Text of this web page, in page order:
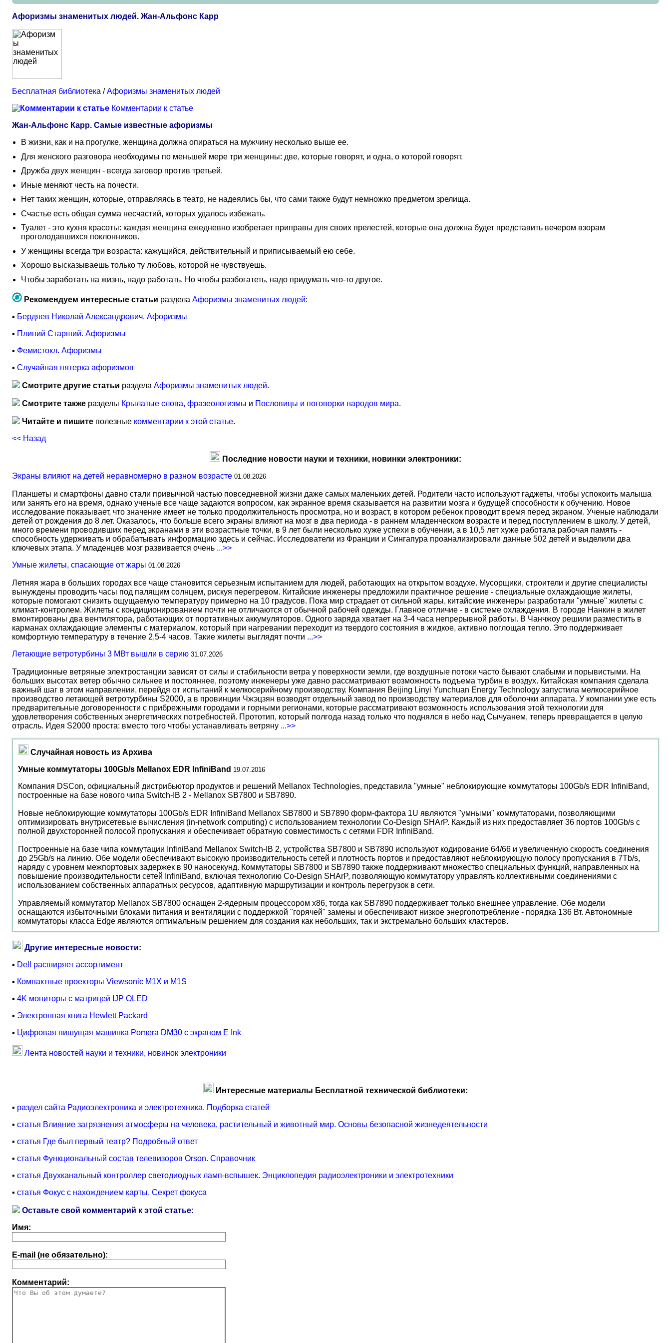
Афоризмы знаменитых людей. Жан-Альфонс Карр
Бесплатная библиотека /Афоризмы знаменитых людей
Комментарии к статье
Жан-Альфонс Карр. Самые известные афоризмы
В жизни, как и на прогулке, женщина должна опираться на мужчину несколько выше ее.
Для женского разговора необходимы по меньшей мере три женщины: две, которые говорят, и одна, о которой говорят.
Дружба двух женщин - всегда заговор против третьей.
Иные меняют честь на почести.
Нет таких женщин, которые, отправляясь в театр, не надеялись бы, что сами также будут немножко предметом зрелища.
Счастье есть общая сумма несчастий, которых удалось избежать.
Туалет - это кухня красоты: каждая женщина ежедневно изобретает приправы для своих прелестей, которые она должна будет представить вечером взорам
проголодавшихся поклонников.
У женщины всегда три возраста: кажущийся, действительный и приписываемый ею себе.
Хорошо высказываешь только ту любовь, которой не чувствуешь.
Чтобы заработать на жизнь, надо работать. Но чтобы разбогатеть, надо придумать что-то другое.
Рекомендуем интересные статьи раздела Афоризмы знаменитых людей:
▪ Бердяев Николай Александрович. Афоризмы
▪ Плиний Старший. Афоризмы
▪ Фемистокл. Афоризмы
▪ Случайная пятерка афоризмов
Смотрите другие статьи раздела Афоризмы знаменитых людей.
Смотрите также разделы Крылатые слова, фразеологизмы и Пословицы и поговорки народов мира.
Читайте и пишите полезные комментарии к этой статье.
<< Назад
Последние новости науки и техники, новинки электроники:
Экраны влияют на детей неравномерно в разном возрасте 01.08.2026
Планшеты и смартфоны давно стали привычной частью повседневной жизни даже самых маленьких детей. Родители часто используют гаджеты, чтобы успокоить малыша
или занять его на время, однако ученые все чаще задаются вопросом, как экранное время сказывается на развитии мозга и будущей способности к обучению. Новое
исследование показывает, что значение имеет не только продолжительность просмотра, но и возраст, в котором ребенок проводит время перед экраном. Ученые наблюдали
детей от рождения до 8 лет. Оказалось, что больше всего экраны влияют на мозг в два периода - в раннем младенческом возрасте и перед поступлением в школу. У детей,
много времени проводивших перед экранами в эти возрастные точки, в 9 лет были несколько хуже успехи в обучении, а в 10,5 лет хуже работала рабочая память -
способность удерживать и обрабатывать информацию здесь и сейчас. Исследователи из Франции и Сингапура проанализировали данные 502 детей и выделили два
ключевых этапа. У младенцев мозг развивается очень ...>>
Умные жилеты, спасающие от жары 01.08.2026
Летняя жара в больших городах все чаще становится серьезным испытанием для людей, работающих на открытом воздухе. Мусорщики, строители и другие специалисты
вынуждены проводить часы под палящим солнцем, рискуя перегревом. Китайские инженеры предложили практичное решение - специальные охлаждающие жилеты,
которые помогают снизить ощущаемую температуру примерно на 10 градусов. Пока мир страдает от сильной жары, китайские инженеры разработали "умные" жилеты с
климат-контролем. Жилеты с кондиционированием почти не отличаются от обычной рабочей одежды. Главное отличие - в системе охлаждения. В городе Нанкин в жилет
вмонтированы два вентилятора, работающих от портативных аккумуляторов. Одного заряда хватает на 3-4 часа непрерывной работы. В Чанчжоу решили разместить в
карманах охлаждающие элементы с материалом, который при нагревании переходит из твердого состояния в жидкое, активно поглощая тепло. Это поддерживает
комфортную температуру в течение 2,5-4 часов. Такие жилеты выглядят почти ...>>
Летающие ветротурбины 3 МВт вышли в серию 31.07.2026
Традиционные ветряные электростанции зависят от силы и стабильности ветра у поверхности земли, где воздушные потоки часто бывают слабыми и порывистыми. На
больших высотах ветер обычно сильнее и постояннее, поэтому инженеры уже давно рассматривают возможность подъема турбин в воздух. Китайская компания сделала
важный шаг в этом направлении, перейдя от испытаний к мелкосерийному производству. Компания Beijing Linyi Yunchuan Energy Technology запустила мелкосерийное
производство летающей ветротурбины S2000, а в провинции Чжэцзян возводят отдельный завод по производству материалов для оболочки аппарата. У компании уже есть
предварительные договоренности с прибрежными городами и горными регионами, которые рассматривают возможность использования этой технологии для
удовлетворения собственных энергетических потребностей. Прототип, который полгода назад только что поднялся в небо над Сычуанем, теперь превращается в целую
отрасль. Идея S2000 проста: вместо того чтобы устанавливать ветряну ...>>
Случайная новость из Архива
Умные коммутаторы 100Gb/s Mellanox EDR InfiniBand 19.07.2016
Компания DSCon, официальный дистрибьютор продуктов и решений Mellanox Technologies, представила "умные" неблокирующие коммутаторы 100Gb/s EDR InfiniBand,
построенные на базе нового чипа Switch-IB 2 - Mellanox SB7800 и SB7890.
Новые неблокирующие коммутаторы 100Gb/s EDR InfiniBand Mellanox SB7800 и SB7890 форм-фактора 1U являются "умными" коммутаторами, позволяющими
оптимизировать внутрисетевые вычисления (in-network computing) с использованием технологии Co-Design SHArP. Каждый из них предоставляет 36 портов 100Gb/s с
полной двухсторонней полосой пропускания и обеспечивает обратную совместимость с сетями FDR InfiniBand.
Построенные на базе чипа коммутации InfiniBand Mellanox Switch-IB 2, устройства SB7800 и SB7890 используют кодирование 64/66 и увеличенную скорость соединения
до 25Gb/s на линию. Обе модели обеспечивают высокую производительность сетей и плотность портов и предоставляют неблокирующую полосу пропускания в 7Tb/s,
наряду с уровнем межпортовых задержек в 90 наносекунд. Коммутаторы SB7800 и SB7890 также поддерживают множество специальных функций, направленных на
повышение производительности сетей InfiniBand, включая технологию Co-Design SHArP, позволяющую коммутатору управлять коллективными соединениями с
использованием собственных аппаратных ресурсов, адаптивную маршрутизации и контроль перегрузок в сети.
Управляемый коммутатор Mellanox SB7800 оснащен 2-ядерным процессором x86, тогда как SB7890 поддерживает только внешнее управление. Обе модели
оснащаются избыточными блоками питания и вентиляции с поддержкой "горячей" замены и обеспечивают низкое энергопотребление - порядка 136 Вт. Автономные
коммутаторы класса Edge являются оптимальным решением для создания как небольших, так и экстремально больших кластеров.
Другие интересные новости:
▪ Dell расширяет ассортимент
▪ Компактные проекторы Viewsonic M1X и M1S
▪ 4K мониторы с матрицей IJP OLED
▪ Электронная книга Hewlett Packard
▪ Цифровая пишущая машинка Pomera DM30 с экраном E Ink
Лента новостей науки и техники, новинок электроники
Интересные материалы Бесплатной технической библиотеки:
▪ раздел сайта Радиоэлектроника и электротехника. Подборка статей
▪ статья Влияние загрязнения атмосферы на человека, растительный и животный мир. Основы безопасной жизнедеятельности
▪ статья Где был первый театр? Подробный ответ
▪ статья Функциональный состав телевизоров Orson. Справочник
▪ статья Двухканальный контроллер светодиодных ламп-вспышек. Энциклопедия радиоэлектроники и электротехники
▪ статья Фокус с нахождением карты. Секрет фокуса
Оставьте свой комментарий к этой статье:
Имя:
E-mail (не обязательно):
Комментарий: